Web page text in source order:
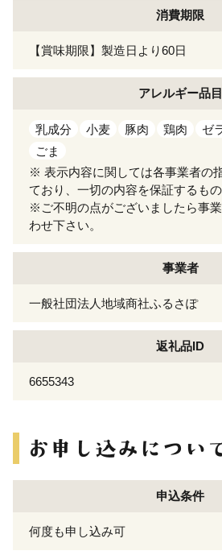
消費期限
【賞味期限】製造日より60日
アレルギー品目
乳成分 小麦 豚肉 鶏肉 ゼ
ごま
※ 表示内容に関しては各事業者の
ており、一切の内容を保証するも
※ご不明の点がございましたら事
わせ下さい。
事業者
一般社団法人地域商社ふるさぽ
返礼品ID
6655343
申込条件
何度も申し込み可